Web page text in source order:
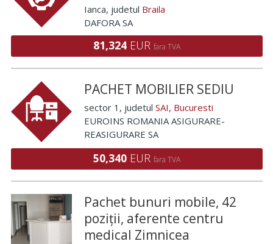
Ianca, judetul Braila
DAFORA SA
81,324 EUR fara TVA
PACHET MOBILIER SEDIU
sector 1 , judetul SAI, Bucuresti
EUROINS ROMANIA ASIGURARE-
REASIGURARE SA
50,340 EUR fara TVA
Pachet bunuri mobile, 42
poziții, aferente centru
medical Zimnicea